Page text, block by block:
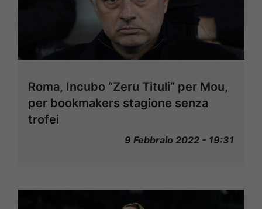
Roma, Incubo “Zeru Tituli” per Mou,
per bookmakers stagione senza
trofei
9 Febbraio 2022 - 19:31